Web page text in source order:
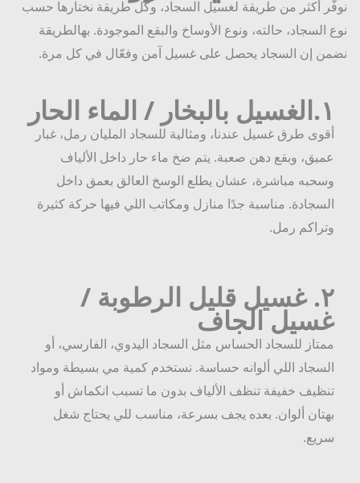
أكثر من طريقة لغسيل السجاد، وكل طريقة نختارها حسب
السجاد، حالته، ونوع الأوساخ والبقع الموجودة. بهالطريقة
إن السجاد يحصل على غسيل آمن وفعّال في كل مرة.
الغسيل بالبخار / الماء الحار
أقوى طرق غسيل عندنا، ومثالية للسجاد المليان رمل، غبار
عميق، وبقع دهن صعبة. يتم ضخ ماء حار داخل الألياف
وسحبه مباشرة، عشان يطلع الوسخ العالق بعمق داخل
السجادة. مناسبة جدًا منازل ومكاتب اللي فيها حركة كثيرة
وتراكم رمل.
غسيل قليل الرطوبة /
غسيل الجاف
ممتاز للسجاد الحساس مثل السجاد اليدوي، الفارسي، أو
السجاد اللي ألوانه حساسة. نستخدم كمية مي بسيطة ومواد
تنظيف خفيفة تنظف الألياف بدون ما تسبب انكماش أو
بهتان ألوان. بعده يجف بسرعة، مناسب للي يحتاج شغل
سريع.